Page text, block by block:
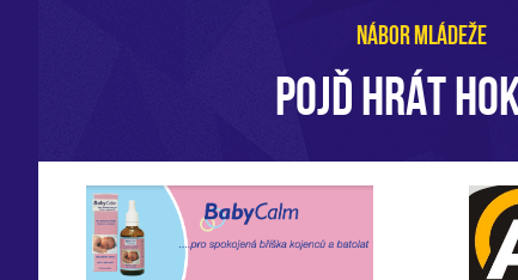
NÁBOR MLÁDEŽE
POJĎ HRÁT